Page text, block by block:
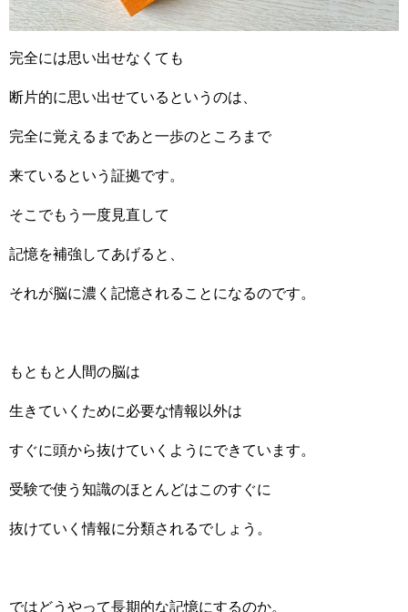
完全には思い出せなくても
断片的に思い出せているというのは、
完全に覚えるまであと一歩のところまで
来ているという証拠です。
そこでもう一度見直して
記憶を補強してあげると、
それが脳に濃く記憶されることになるのです。
もともと人間の脳は
生きていくために必要な情報以外は
すぐに頭から抜けていくようにできています。
受験で使う知識のほとんどはこのすぐに
抜けていく情報に分類されるでしょう。
ではどうやって長期的な記憶にするのか。